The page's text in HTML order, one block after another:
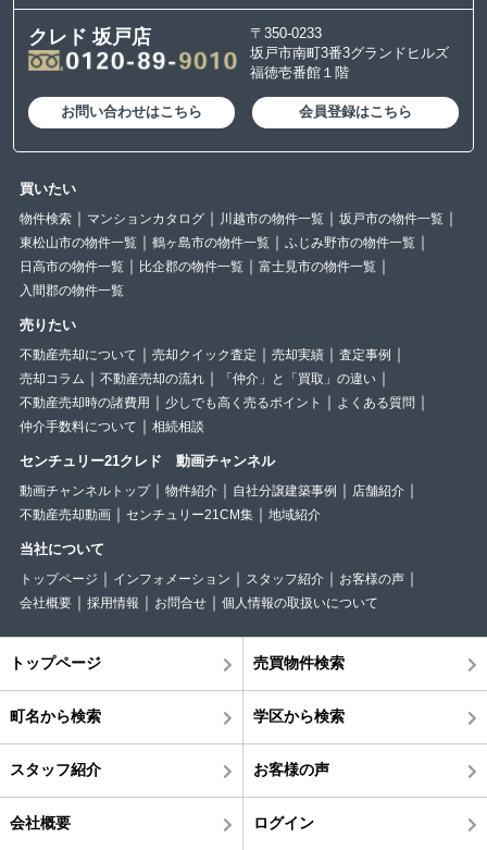
クレド 坂戸店
〒350-0233
坂戸市南町3番3グランドヒルズ
福徳壱番館１階
お問い合わせはこちら 会員登録はこちら
買いたい
物件検索 マンションカタログ 川越市の物件一覧
坂戸市の物件一覧
東松山市の物件一覧
鶴ヶ島市の物件一覧
ふじみ野市の物件一覧
日高市の物件一覧
比企郡の物件一覧
富士見市の物件一覧
入間郡の物件一覧
売りたい
不動産売却について 売却クイック査定 売却実績
査定事例
売却コラム
不動産売却の流れ
「仲介」と「買取」の違い
不動産売却時の諸費用
少しでも高く売るポイント
よくある質問
仲介手数料について
相続相談
センチュリー21クレド 動画チャンネル
動画チャンネルトップ 物件紹介 自社分譲建築事例
店舗紹介
不動産売却動画
センチュリー21CM集 地域紹介
当社について
トップページ インフォメーション スタッフ紹介
お客様の声
会社概要
採用情報 お問合せ 個人情報の取扱いについて
トップページ 売買物件検索
町名から検索 学区から検索
スタッフ紹介 お客様の声
会社概要 ログイン